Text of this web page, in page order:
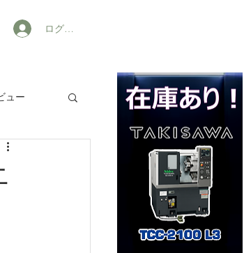
ログイン
ュー